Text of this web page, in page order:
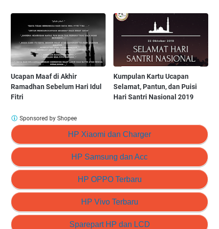
Ucapan Maaf di Akhir
Ramadhan Sebelum Hari Idul
Fitri
Kumpulan Kartu Ucapan
Selamat, Pantun, dan Puisi
Hari Santri Nasional 2019
HP Xiaomi dan Charger
HP Samsung dan Acc
HP OPPO Terbaru
HP Vivo Terbaru
Sparepart HP dan LCD
Sponsored by Shopee